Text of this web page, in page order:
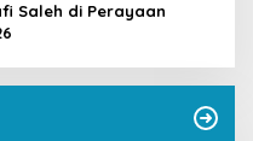
Saleh di Perayaan